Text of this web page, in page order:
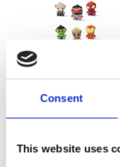
Consent
This website uses